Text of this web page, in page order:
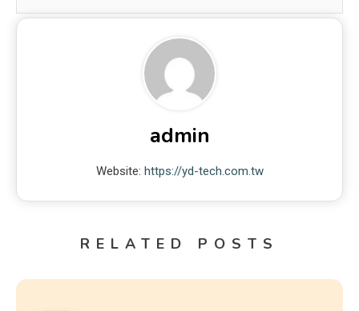
admin
Website: https://yd-tech.com.tw
RELATED POSTS